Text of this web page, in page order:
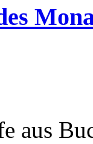
aus